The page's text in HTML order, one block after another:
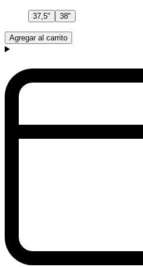
37,5" 38"
Agregar al carrito